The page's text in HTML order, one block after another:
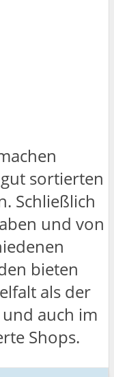
sortierten
Schließlich
und von
bieten
als der
auch im
Shops.